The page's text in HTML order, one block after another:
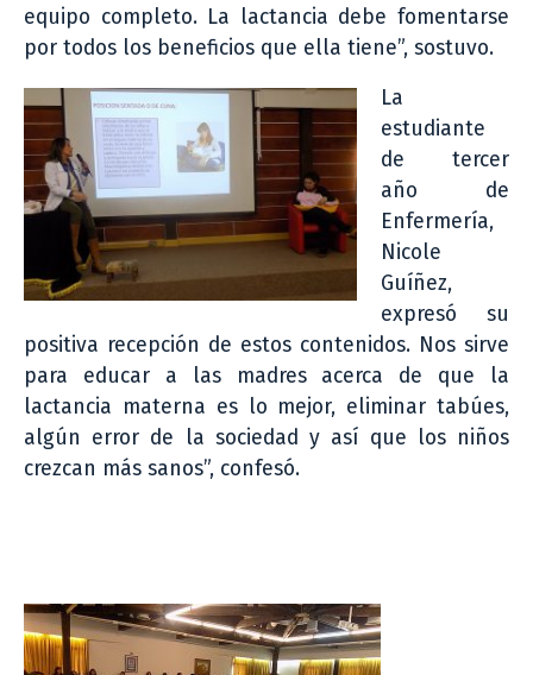
equipo completo. La lactancia debe fomentarse
por todos los beneficios que ella tiene”, sostuvo.
La
estudiante
de tercer
año de
Enfermería,
Nicole
Guíñez,
expresó su
positiva recepción de estos contenidos. Nos sirve
para educar a las madres acerca de que la
lactancia materna es lo mejor, eliminar tabúes,
algún error de la sociedad y así que los niños
crezcan más sanos”, confesó.